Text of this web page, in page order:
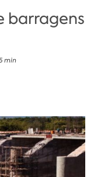
barragens
min